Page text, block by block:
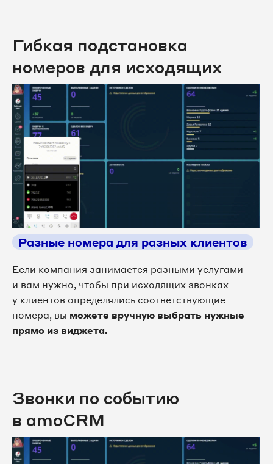
Гибкая подстановка
номеров для исходящих
Разные номера для разных клиентов
Если компания занимается разными услугами
и вам нужно, чтобы при исходящих звонках
у клиентов определялись соответствующие
номера, вы можете вручную выбрать нужные
прямо из виджета.
Звонки по событию
в amoCRM